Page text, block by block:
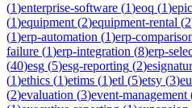
(1)enterprise-software (1)eoq (1)
(1)equipment (2)equipment-rental (2
(1)erp-automation (1)erp-
failure (1)erp-integration (8)erp-
(40)esg (5)esg-reporting (2)
(1)ethics (1)etims (1)etl (5)etsy (3)eu
(2)evaluation (3)event-management